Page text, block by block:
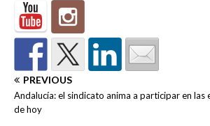
PREVIOUS
Andalucía: el sindicato anima a participar en las
de hoy